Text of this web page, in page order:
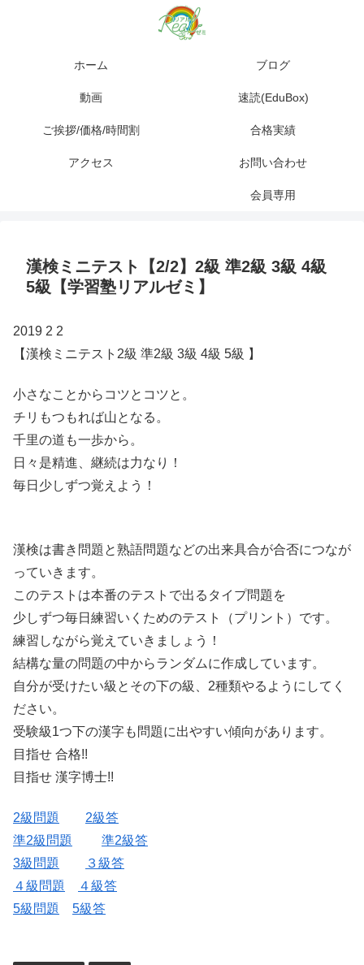
ホーム ブログ
動画 速読(EduBox)
ご挨拶/価格/時間割 合格実績
アクセス お問い合わせ
会員専用
漢検ミニテスト【2/2】2級 準2級 3級 4級
5級【学習塾リアルゼミ】
2019 2 2
【漢検ミニテスト2級 準2級 3級 4級 5級 】
小さなことからコツとコツと。
チリもつもれば山となる。
千里の道も一歩から。
日々是精進、継続は力なり！
毎日少しずつ覚えよう！
漢検は書き問題と熟語問題などの出来具合が合否につなが
っていきます。
このテストは本番のテストで出るタイプ問題を
少しずつ毎日練習いくためのテスト（プリント）です。
練習しながら覚えていきましょう！
結構な量の問題の中からランダムに作成しています。
自分が受けたい級とその下の級、2種類やるようにしてく
ださい。
受験級1つ下の漢字も問題に出やすい傾向があります。
目指せ 合格!!
目指せ 漢字博士!!
2級問題
2級答
準2級問題
準2級答
3級問題
３級答
４級問題
４級答
5級問題
5級答